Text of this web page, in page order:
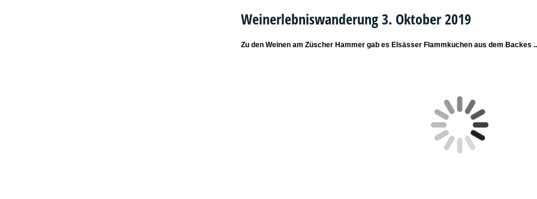
Weinerlebniswanderung 3. Oktober 2019
Zu den Weinen am Züscher Hammer gab es Elsässer Flammkuchen aus dem Backes